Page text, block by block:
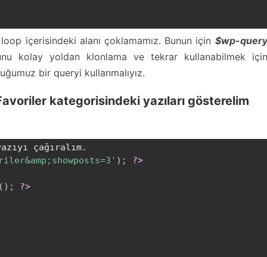
içerisindeki alanı çoklamamız. Bunun için $wp-query
kolay yoldan klonlama ve tekrar kullanabilmek için
bir queryi kullanmalıyız.
kategorisindeki yazıları gösterelim
) ; ?>
) ; ?>